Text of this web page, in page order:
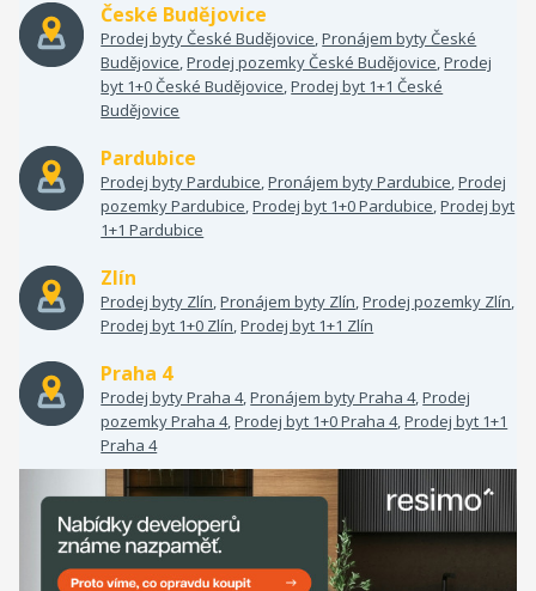
České Budějovice
Prodej byty České Budějovice,Pronájem byty České
Budějovice,Prodej pozemky České Budějovice,Prodej
byt 1+0 České Budějovice,Prodej byt 1+1 České
Budějovice
Pardubice
Prodej byty Pardubice,Pronájem byty Pardubice,Prodej
pozemky Pardubice,Prodej byt 1+0 Pardubice,Prodej byt
1+1 Pardubice
Zlín
Prodej byty Zlín,Pronájem byty Zlín,Prodej pozemky Zlín,
Prodej byt 1+0 Zlín,Prodej byt 1+1 Zlín
Praha 4
Prodej byty Praha 4,Pronájem byty Praha 4,Prodej
pozemky Praha 4,Prodej byt 1+0 Praha 4,Prodej byt 1+1
Praha 4